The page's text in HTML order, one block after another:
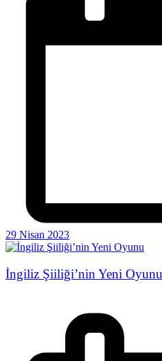
29 Nisan 2023
İngiliz Şiiliği’nin Yeni Oyunu